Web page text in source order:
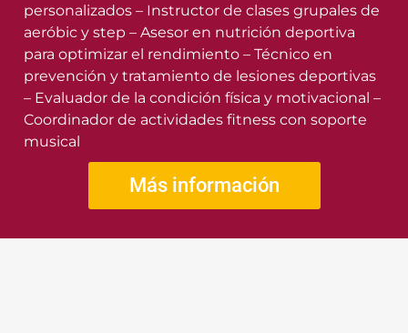
personalizados – Instructor de clases grupales de
aeróbic y step – Asesor en nutrición deportiva
para optimizar el rendimiento – Técnico en
prevención y tratamiento de lesiones deportivas
– Evaluador de la condición física y motivacional –
Coordinador de actividades fitness con soporte
musical
Más información